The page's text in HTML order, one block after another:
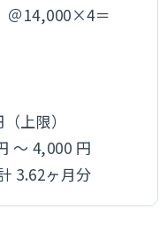
＠14,000×4＝
上限）
～ 4,000 円
3.62ヶ月分